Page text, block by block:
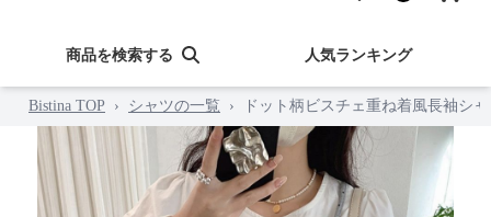
商品を検索する 人気ランキング
Bistina TOP › シャツの一覧 › ドット柄ビスチェ重ね着風長袖シ